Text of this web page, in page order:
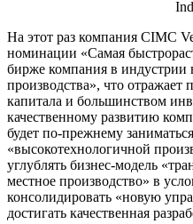
На этот раз компания CIMC
номинации «Самая
бирже компания в индустрии
производства», что
капитала и большинством
качественному развитию
будет по-прежнему
«высокотехнологичной
углублять бизнес-модель
местное производство» в
консолидировать «новую
достигать качественная